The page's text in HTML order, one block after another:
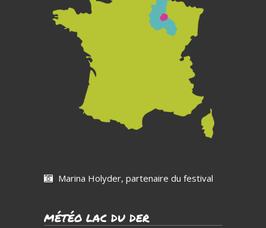
Marina Holyder, partenaire du festival
MÉTÉO LAC DU DER